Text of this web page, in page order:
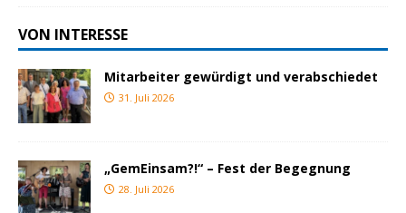
VON INTERESSE
Mitarbeiter gewürdigt und verabschiedet
31. Juli 2026
„GemEinsam?!“ – Fest der Begegnung
28. Juli 2026